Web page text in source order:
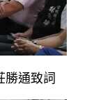
勝通致詞